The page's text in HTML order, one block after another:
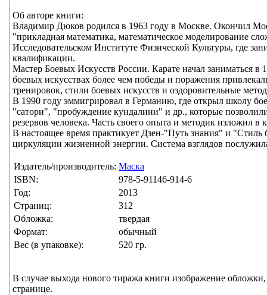
Об авторе книги:
Владимир Дюков родился в 1963 году в Москве. Окончил
"прикладная математика, математическое моделирование
Исследовательском Институте Физической Культуры, где
квалификации.
Мастер Боевых Искусств России. Карате начал заниматься
боевых искусствах более чем победы и поражения
тренировок, стили боевых искусств и оздоровительные
В 1990 году эммигрировал в Германию, где открыл школу
"сатори", "пробуждение кундалини" и др., которые
резервов человека. Часть своего опыта и методик изложил
В настоящее время практикует Дзен-"Путь знания" и
циркуляции жизненной энергии. Система взглядов
Издатель/производитель: Маска
ISBN:
978-5-91146-914-6
Год:
2013
Страниц:
312
Обложка:
твердая
Формат:
обычный
Вес (в упаковке):
520 гр.
В случае выхода нового тиража книги изображение
странице.